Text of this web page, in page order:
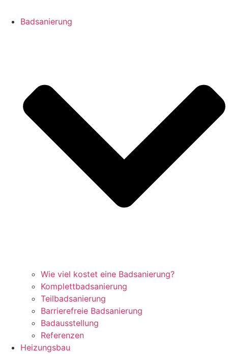
Badsanierung
Wie viel kostet eine Badsanierung?
Komplettbadsanierung
Teilbadsanierung
Barrierefreie Badsanierung
Badausstellung
Referenzen
Heizungsbau